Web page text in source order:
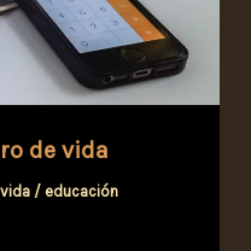
de vida
/ educación